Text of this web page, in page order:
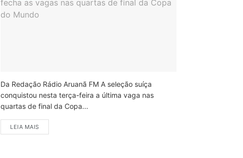
Da Redação Rádio Aruanã FM A seleção suíça
conquistou nesta terça-feira a última vaga nas
quartas de final da Copa...
LEIA MAIS